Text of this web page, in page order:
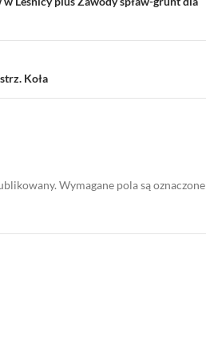
Koła
Wymagane pola są oznaczone